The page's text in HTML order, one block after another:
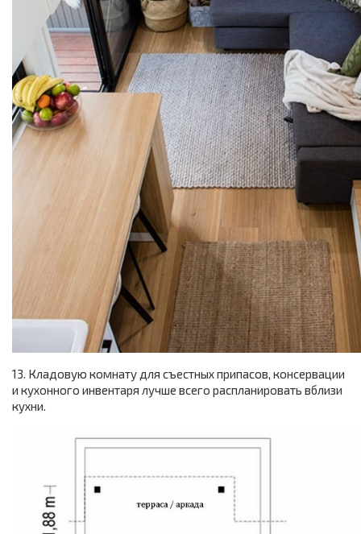
13. Кладовую комнату для съестных припасов, консервации
и кухонного инвентаря лучше всего распланировать вблизи
кухни.